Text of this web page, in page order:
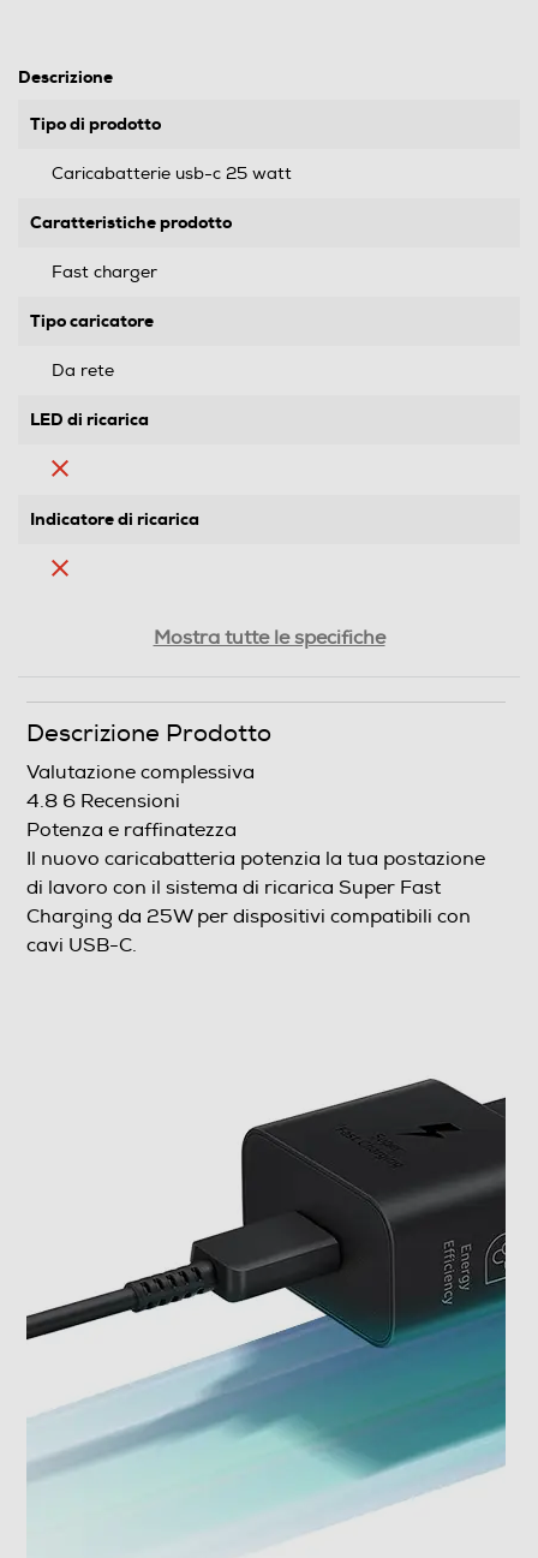
Descrizione
Tipo di prodotto
Caricabatterie usb-c 25 watt
Caratteristiche prodotto
Fast charger
Tipo caricatore
Da rete
LED di ricarica
Indicatore di ricarica
Dimensioni - Peso
6,69
Larghezza-mm
3,8
Profondità-mm
2,2
Informazioni sulla sicurezza del prodotto
Mostra tutte le specifiche
Descrizione Prodotto
Valutazione complessiva
4.8 6 Recensioni
Potenza e raffinatezza
Il nuovo caricabatteria potenzia la tua postazione
di lavoro con il sistema di ricarica Super Fast
Charging da 25W per dispositivi compatibili con
cavi USB-C.